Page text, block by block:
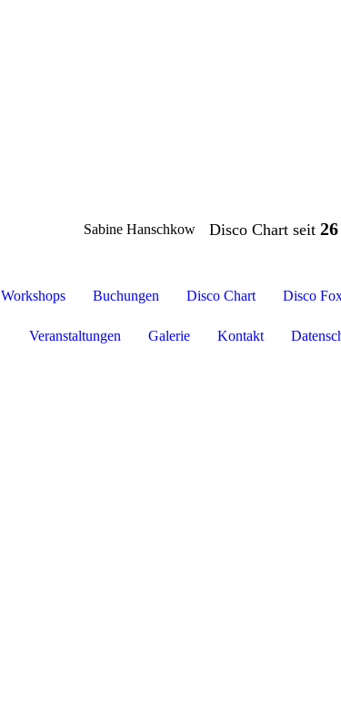
Sabine Hanschkow Disco Chart seit
Workshops Buchungen Disco Chart Disco
Veranstaltungen Galerie Kontakt